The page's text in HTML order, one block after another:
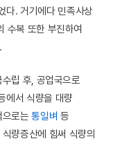
다. 거기에다 민족사상
수복 또한 부진하여
립 후, 공업국으로
에서 식량을 대량
으로는통일벼 등
량증산에 힘써 식량의